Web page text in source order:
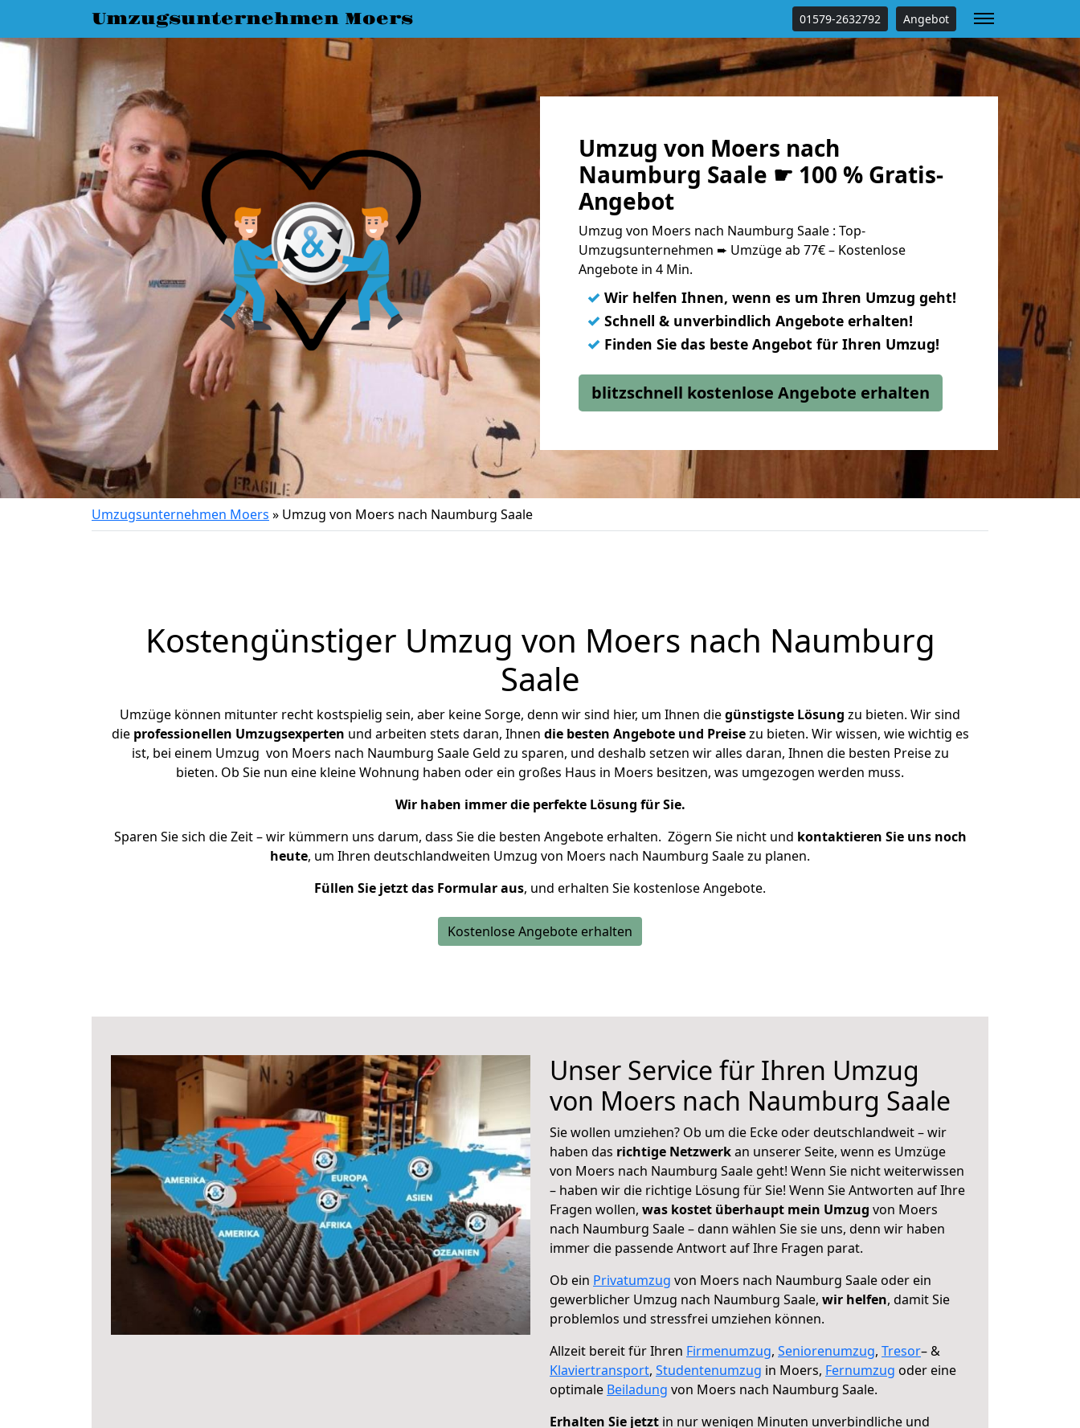
Umzugsunternehmen Moers 01579-2632792 Angebot
Umzug von Moers nach
Naumburg Saale ☛ 100 % Gratis-
Angebot
Umzug von Moers nach Naumburg Saale : Top-
Umzugsunternehmen ➨ Umzüge ab 77€ – Kostenlose
Angebote in 4 Min.
✓ Wir helfen Ihnen, wenn es um Ihren Umzug geht!
✓ Schnell & unverbindlich Angebote erhalten!
✓ Finden Sie das beste Angebot für Ihren Umzug!
blitzschnell kostenlose Angebote erhalten
Umzugsunternehmen Moers » Umzug von Moers nach Naumburg Saale
Kostengünstiger Umzug von Moers nach Naumburg
Saale
Umzüge können mitunter recht kostspielig sein, aber keine Sorge, denn wir sind hier, um Ihnen diegünstigste Lösung zu bieten. Wir sind
die professionellen Umzugsexperten und arbeiten stets daran, Ihnen die besten Angebote und Preisezu bieten. Wir wissen, wie wichtig es
ist, bei einem Umzug von Moers nach Naumburg Saale Geld zu sparen, und deshalb setzen wir alles daran, Ihnen die besten Preise zu
bieten. Ob Sie nun eine kleine Wohnung haben oder ein großes Haus in Moers besitzen, was umgezogen werden muss.
Wir haben immer die perfekte Lösung für Sie.
Sparen Sie sich die Zeit – wir kümmern uns darum, dass Sie die besten Angebote erhalten. Zögern Sie nicht und kontaktieren Sie uns noch
heute, um Ihren deutschlandweiten Umzug von Moers nach Naumburg Saale zu planen.
Füllen Sie jetzt das Formular aus, und erhalten Sie kostenlose Angebote.
Kostenlose Angebote erhalten
Unser Service für Ihren Umzug
von Moers nach Naumburg Saale
Sie wollen umziehen? Ob um die Ecke oder deutschlandweit – wir
haben das richtige Netzwerkan unserer Seite, wenn es Umzüge
von Moers nach Naumburg Saale geht! Wenn Sie nicht weiterwissen
– haben wir die richtige Lösung für Sie! Wenn Sie Antworten auf Ihre
Fragen wollen, was kostet überhaupt mein Umzug von Moers
nach Naumburg Saale – dann wählen Sie sie uns, denn wir haben
immer die passende Antwort auf Ihre Fragen parat.
Ob ein Privatumzug von Moers nach Naumburg Saale oder ein
gewerblicher Umzug nach Naumburg Saale, wir helfen, damit Sie
problemlos und stressfrei umziehen können.
Allzeit bereit für Ihren Firmenumzug, Seniorenumzug, Tresor– &
Klaviertransport, Studentenumzug in Moers, Fernumzug oder eine
optimale Beiladung von Moers nach Naumburg Saale.
Erhalten Sie jetzt in nur wenigen Minuten unverbindliche und